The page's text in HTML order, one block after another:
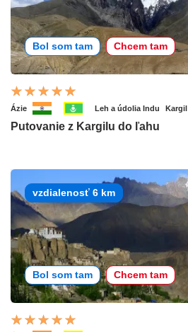
Bol som tam Chcem tam
Ázie Leh a údolia Indu Kargil
Putovanie z Kargilu do ľahu
vzdialenosť 6 km
Bol som tam Chcem tam